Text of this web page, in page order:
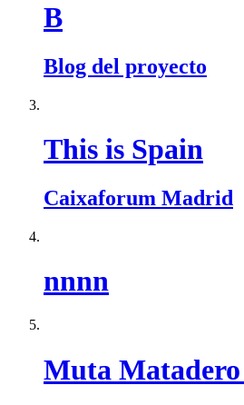
B
Blog del proyecto
This is Spain
Caixaforum Madrid
nnnn
Muta